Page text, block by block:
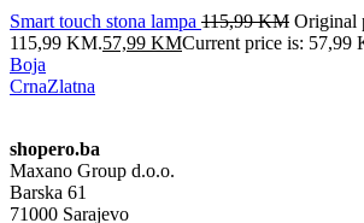
Smart touch stona lampa 115,99KM Original
115,99 KM.57,99 KMCurrent price is: 57,99
Boja
CrnaZlatna
shopero.ba
Maxano Group d.o.o.
Barska 61
71000 Sarajevo